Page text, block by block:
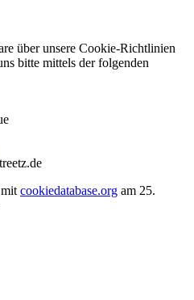
über unsere Cookie-Richtlinien
bitte mittels der folgenden
cookiedatabase.org am 25.